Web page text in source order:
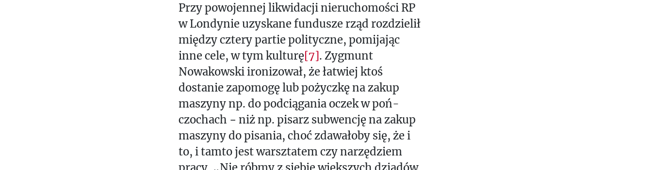
Przy powojennej likwidacji nieruchomości RP
w Londynie uzyskane fundusze rząd rozdzielił
między cztery partie polityczne, pomijając
inne cele, w tym kulturę[7]. Zygmunt
Nowakowski ironizował, że łatwiej ktoś
dostanie zapomogę lub pożyczkę na zakup
ma­szyny np. do podciągania oczek w poń­
czochach − niż np. pisarz subwencję na zakup
maszyny do pisania, choć zda­wałoby się, że i
to, i tamto jest warszta­tem czy narzędziem